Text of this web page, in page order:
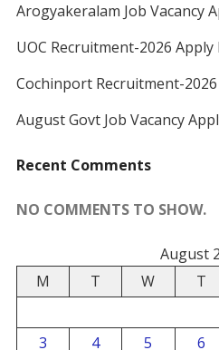
Arogyakeralam Job Vacancy
UOC Recruitment-2026 Apply
Cochinport Recruitment-
August Govt Job Vacancy
Recent Comments
NO COMMENTS TO SHOW.
August
M
T W T
3
4 5 6